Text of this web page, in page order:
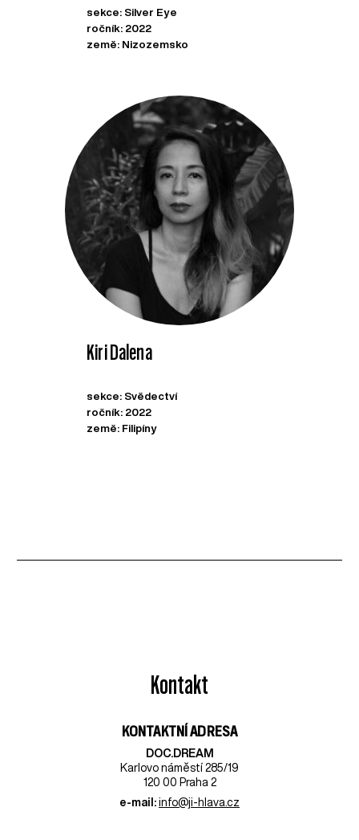
sekce: Silver Eye
ročník: 2022
země: Nizozemsko
Kiri Dalena
sekce: Svědectví
ročník: 2022
země: Filipíny
Kontakt
KONTAKTNÍ ADRESA
DOC.DREAM​
Karlovo náměstí 285/19
120 00 Praha 2
e-mail: info@ji-hlava.cz